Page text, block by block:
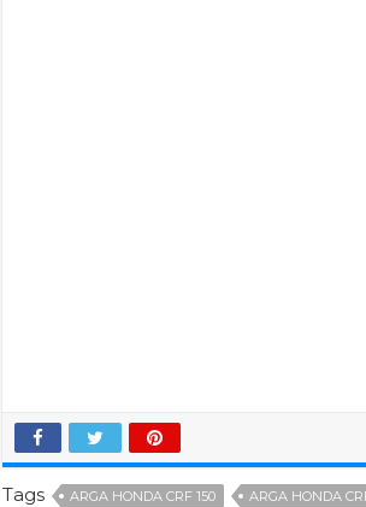
Tags ARGA HONDA CRF 150
ARGA HONDA